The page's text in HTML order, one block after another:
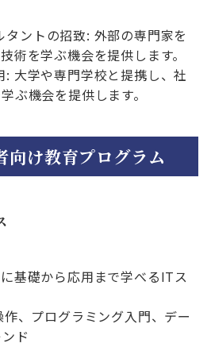
ントの招致: 外部の専門家を
術を学ぶ機会を提供します。
: 大学や専門学校と提携し、社
ぶ機会を提供します。
向け教育プログラム
基礎から応用まで学べるITス
、プログラミング入門、デー
ド